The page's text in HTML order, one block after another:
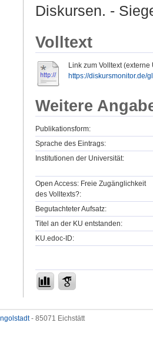
Diskursen. -
Volltext
Link zum Volltext (externe
https://diskursmonitor.de/
Weitere
Publikationsform:
Sprache des Eintrags:
Institutionen der Universität:
Open Access: Freie Zugänglichkeit
des Volltexts?:
Begutachteter Aufsatz:
Titel an der KU entstanden:
KU.edoc-ID:
- 85071 Eichstätt